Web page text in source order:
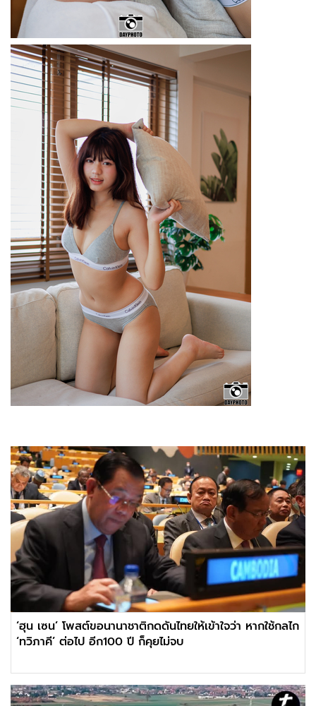
‘ฮุน เซน’ โพสต์ขอนานาชาติกดดันไทยให้เข้าใจว่า หากใช้กลไก
‘ทวิภาคี’ ต่อไป อีก100 ปี ก็คุยไม่จบ